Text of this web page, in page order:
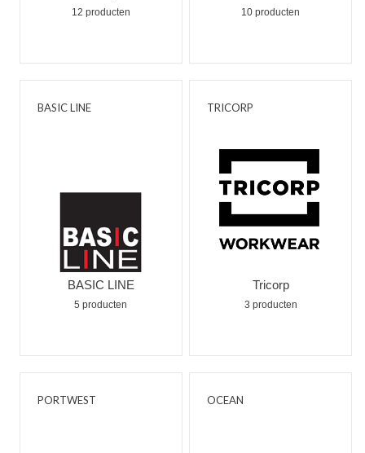
12 producten 10 producten
BASIC LINE
BASIC LINE
5 producten
TRICORP
Tricorp
3 producten
PORTWEST OCEAN